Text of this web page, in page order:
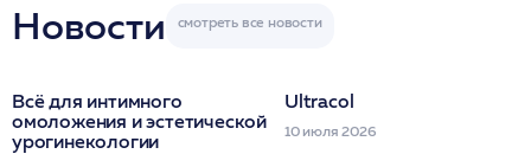
Новости
Всё для интимного
омоложения и эстетической
урогинекологии
Ultracol
10 июля 2026